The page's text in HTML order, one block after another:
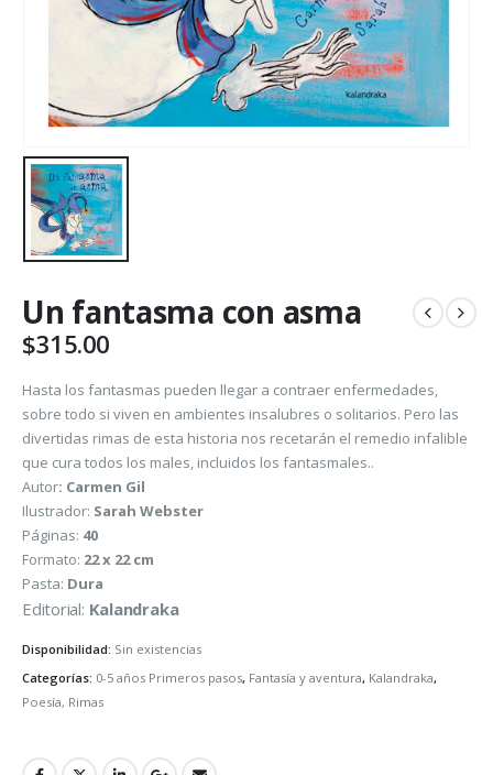
Un fantasma con asma
$315.00
Hasta los fantasmas pueden llegar a contraer enfermedades,
sobre todo si viven en ambientes insalubres o solitarios. Pero las
divertidas rimas de esta historia nos recetarán el remedio infalible
que cura todos los males, incluidos los fantasmales..
Autor: Carmen Gil
Ilustrador: Sarah Webster
Páginas: 40
Formato: 22 x 22 cm
Pasta: Dura
Editorial: Kalandraka
Disponibilidad: Sin existencias
Categorías: 0-5 años Primeros pasos, Fantasía y aventura, Kalandraka,
Poesía, Rimas